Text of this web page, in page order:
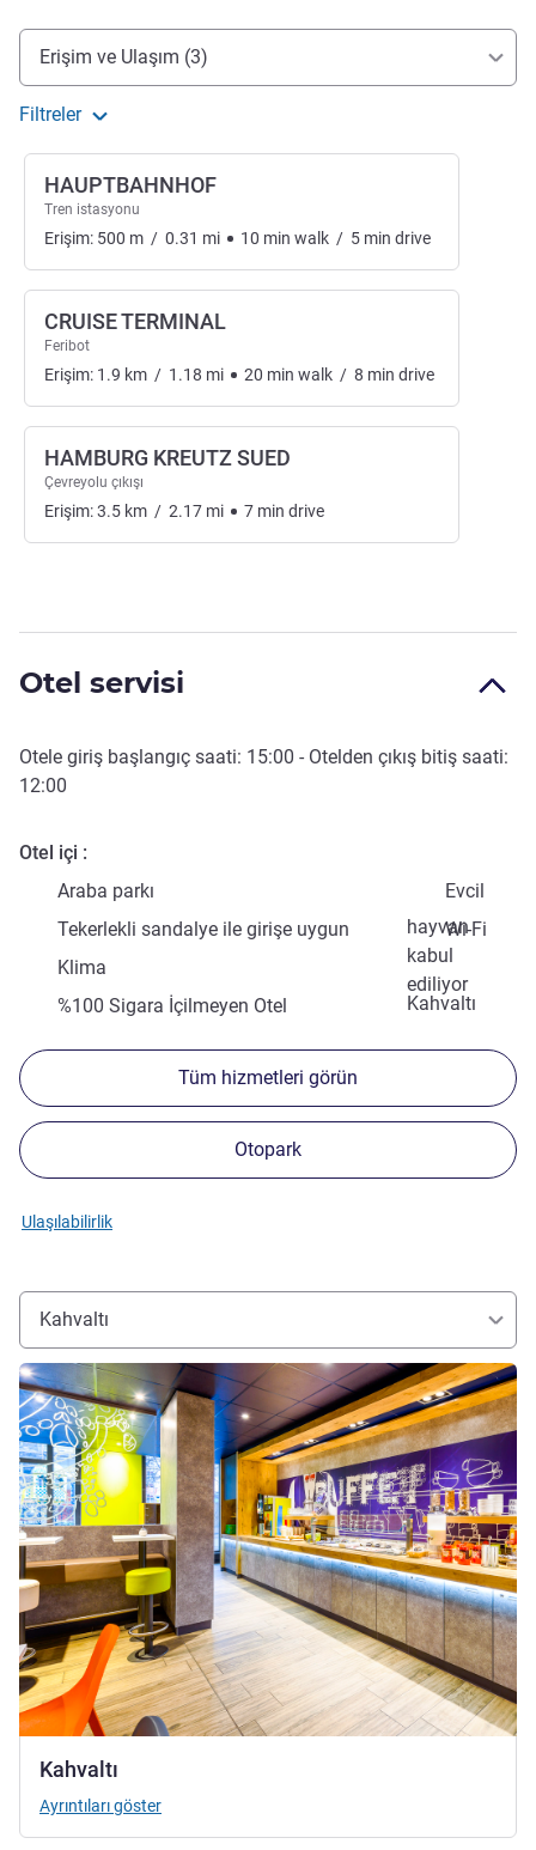
Erişim ve ulaşım
Erişim ve Ulaşım (3)
Filtreler
HAUPTBAHNHOF
Tren istasyonu
Erişim: 500 m / 0.31 mi 10 min walk / 5 min drive
CRUISE TERMINAL
Feribot
Erişim: 1.9 km / 1.18 mi 20 min walk / 8 min drive
HAMBURG KREUTZ SUED
Çevreyolu çıkışı
Erişim:3.5 km / 2.17 mi 7 min drive
Otel servisi
Otele giriş başlangıç saati: 15:00 - Otelden çıkış bitiş saati:
12:00
Otel içi
Araba parkı
Evcil
hayvan
kabul
ediliyor
Tekerlekli sandalye ile girişe uygun
Wi-Fi
Klima
Kahvaltı
%100 Sigara İçilmeyen Otel
Tüm hizmetleri görün
Otopark
Ulaşılabilirlik
Kahvaltı
Kahvaltı
Ayrıntıları göster
Ayrıntıları göster